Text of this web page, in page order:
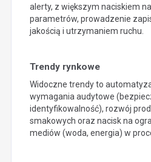
alerty, z większym naciskiem
parametrów, prowadzenie
jakością i utrzymaniem ruchu.
Trendy rynkowe
Widoczne trendy to
wymagania audytowe
identyfikowalność), rozwój
smakowych oraz nacisk na
mediów (woda, energia) w